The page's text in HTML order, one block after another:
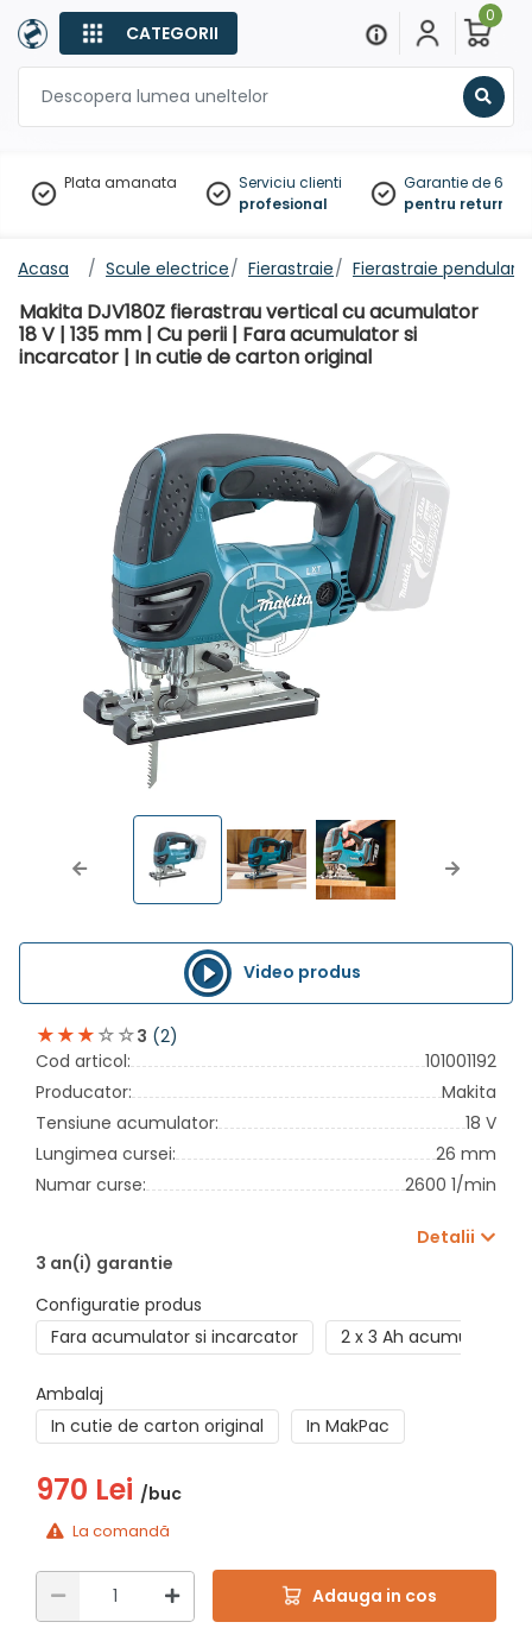
CATEGORII
0
Plata amanata
Serviciu clienti
profesional
Garantie de 60
pentru
Acasa Scule electrice Fierastraie Fierastraie pendulare
Makita DJV180Z fierastrau vertical cu acumulator
18 V | 135 mm | Cu perii | Fara acumulator si
incarcator | In cutie de carton original
Video produs
Previous Next
3 (2)
Cod articol:
101001192
Producator:
Makita
Tensiune acumulator:
18 V
Lungimea cursei:
26 mm
Numar curse:
2600 1/min
Detalii
3 an(i) garantie
Configuratie produs
Fara acumulator si incarcator
2 x 3 Ah acumulatori
Ambalaj
In cutie de carton original
In MakPac
970 Lei /buc
La comandă
Adauga in cos